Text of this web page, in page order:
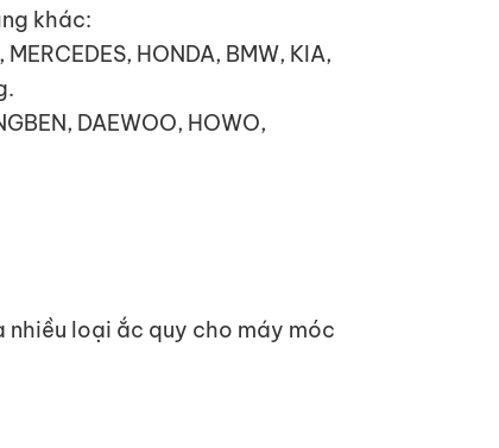
khác:
HONDA, BMW, KIA,
DAEWOO, HOWO,
nhiều loại ắc quy cho máy móc